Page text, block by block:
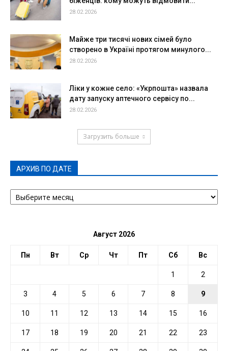
28.02.2026
Майже три тисячі нових сімей було
створено в Україні протягом минулого...
28.02.2026
Ліки у кожне село: «Укрпошта» назвала
дату запуску аптечного сервісу по...
28.02.2026
Загрузить больше
АРХИВ ПО ДАТЕ
АРХИВ
ПО
Август 2026
Пн Вт Ср Чт Пт Сб Вс
1 2
3 4 5 6 7 8 9
10 11 12 13 14 15 16
17 18 19 20 21 22 23